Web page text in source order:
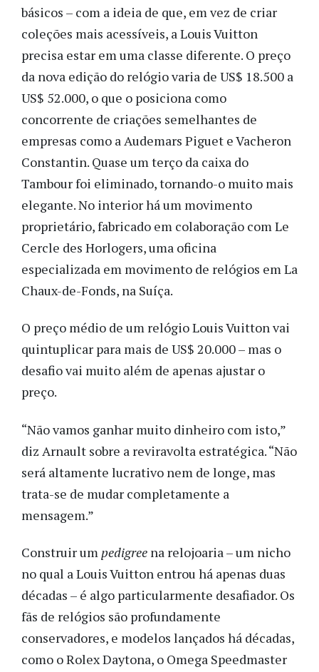
básicos – com a ideia de que, em vez de criar
coleções mais acessíveis, a Louis Vuitton
precisa estar em uma classe diferente. O preço
da nova edição do relógio varia de US$ 18.500 a
US$ 52.000, o que o posiciona como
concorrente de criações semelhantes de
empresas como a Audemars Piguet e Vacheron
Constantin. Quase um terço da caixa do
Tambour foi eliminado, tornando-o muito mais
elegante. No interior há um movimento
proprietário, fabricado em colaboração com Le
Cercle des Horlogers, uma oficina
especializada em movimento de relógios em La
Chaux-de-Fonds, na Suíça.
O preço médio de um relógio Louis Vuitton vai
quintuplicar para mais de US$ 20.000 – mas o
desafio vai muito além de apenas ajustar o
preço.
“Não vamos ganhar muito dinheiro com isto,”
diz Arnault sobre a reviravolta estratégica. “Não
será altamente lucrativo nem de longe, mas
trata-se de mudar completamente a
mensagem.”
Construir um pedigree na relojoaria – um nicho
no qual a Louis Vuitton entrou há apenas duas
décadas – é algo particularmente desafiador. Os
fãs de relógios são profundamente
conservadores, e modelos lançados há décadas,
como o Rolex Daytona, o Omega Speedmaster